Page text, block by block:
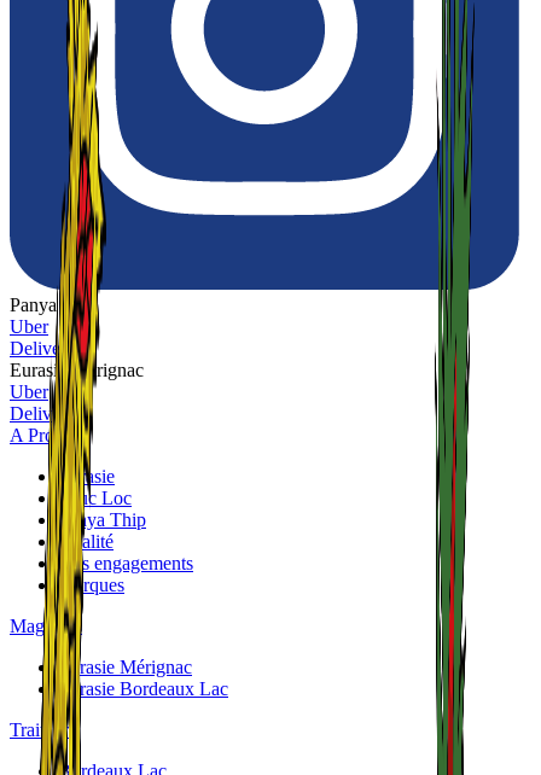
Panya Thip
Uber
Deliveroo
Eurasie Mérignac
Uber
Deliveroo
A Propos
Eurasie
Phuc Loc
Panya Thip
Qualité
Nos engagements
Marques
Magasins
Eurasie Mérignac
Eurasie Bordeaux Lac
Traiteurs
Bordeaux Lac